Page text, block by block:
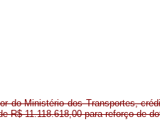
do Ministério dos Transportes,
R$ 11.118.618,00 para reforço de